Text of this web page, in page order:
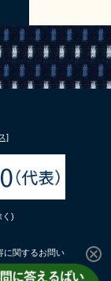
]
く)
に関するお問い
ご連絡くださ